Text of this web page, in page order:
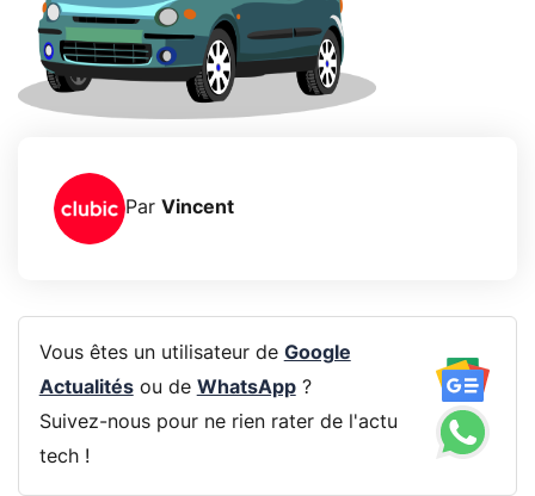
Par Vincent
Vous êtes un utilisateur de Google
Actualitésou de WhatsApp?
Suivez-nous pour ne rien rater de l'actu
tech !